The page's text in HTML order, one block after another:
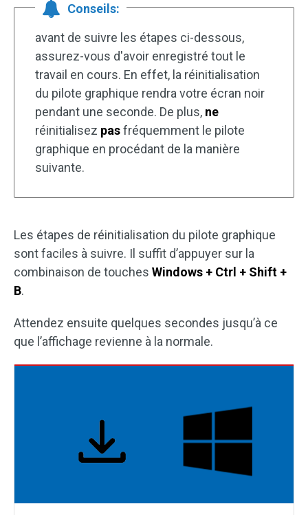
Conseils:
avant de suivre les étapes ci-dessous,
assurez-vous d'avoir enregistré tout le
travail en cours. En effet, la réinitialisation
du pilote graphique rendra votre écran noir
pendant une seconde. De plus, ne
réinitialisez pasfréquemment le pilote
graphique en procédant de la manière
suivante.
Les étapes de réinitialisation du pilote graphique
sont faciles à suivre. Il suffit d’appuyer sur la
combinaison de touches Windows + Ctrl + Shift +
B.
Attendez ensuite quelques secondes jusqu’à ce
que l’affichage revienne à la normale.